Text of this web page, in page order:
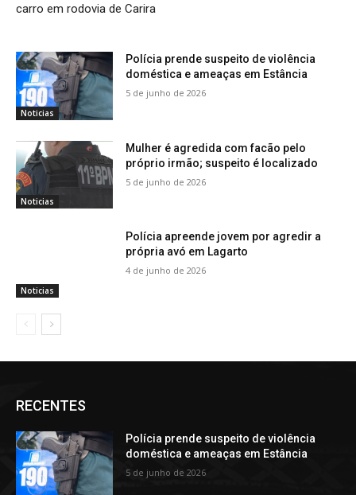
carro em rodovia de Carira
Noticias
Polícia prende suspeito de violência
doméstica e ameaças em Estância
5 de junho de 2026
Noticias
Mulher é agredida com facão pelo
próprio irmão; suspeito é localizado
5 de junho de 2026
Noticias
Polícia apreende jovem por agredir a
própria avó em Lagarto
4 de junho de 2026
RECENTES
Polícia prende suspeito de violência
doméstica e ameaças em Estância
5 de junho de 2026